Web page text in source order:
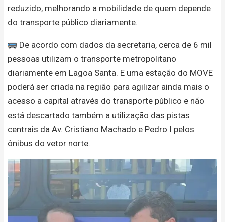
reduzido, melhorando a mobilidade de quem depende
do transporte público diariamente.
De acordo com dados da secretaria, cerca de 6 mil
pessoas utilizam o transporte metropolitano
diariamente em Lagoa Santa. E uma estação do MOVE
poderá ser criada na região para agilizar ainda mais o
acesso a capital através do transporte público e não
está descartado também a utilização das pistas
centrais da Av. Cristiano Machado e Pedro I pelos
ônibus do vetor norte.